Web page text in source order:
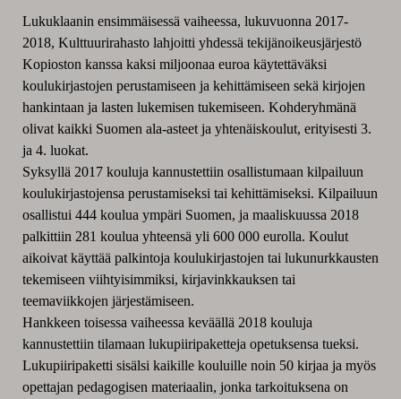
Lukuklaanin ensimmäisessä vaiheessa, lukuvuonna 2017-
2018, Kulttuurirahasto lahjoitti yhdessä tekijänoikeusjärjestö
Kopioston kanssa kaksi miljoonaa euroa käytettäväksi
koulukirjastojen perustamiseen ja kehittämiseen sekä kirjojen
hankintaan ja lasten lukemisen tukemiseen. Kohderyhmänä
olivat kaikki Suomen ala-asteet ja yhtenäiskoulut, erityisesti 3.
ja 4. luokat.
Syksyllä 2017 kouluja kannustettiin osallistumaan kilpailuun
koulukirjastojensa perustamiseksi tai kehittämiseksi. Kilpailuun
osallistui 444 koulua ympäri Suomen, ja maaliskuussa 2018
palkittiin 281 koulua yhteensä yli 600 000 eurolla. Koulut
aikoivat käyttää palkintoja koulukirjastojen tai lukunurkkausten
tekemiseen viihtyisimmiksi, kirjavinkkauksen tai
teemaviikkojen järjestämiseen.
Hankkeen toisessa vaiheessa keväällä 2018 kouluja
kannustettiin tilamaan lukupiiripaketteja opetuksensa tueksi.
Lukupiiripaketti sisälsi kaikille kouluille noin 50 kirjaa ja myös
opettajan pedagogisen materiaalin, jonka tarkoituksena on